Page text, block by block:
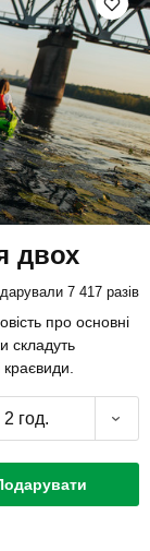
двох
7 417 разів
про основні
складуть
2 год.